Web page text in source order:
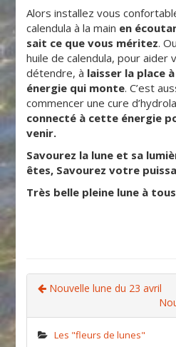
Alors installez vous
calendula à la main en
sait ce que vous méritez.
huile de calendula, pour aider
détendre, à laisser la place
énergie qui monte. C’est
commencer une cure
connecté à cette énergie
venir.
Savourez la lune et sa
êtes, Savourez votre
Très belle pleine lune à
Nouvelle lune du 23 avril
Les "fleurs de lunes"